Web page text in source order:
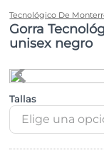
Tecnológico De
Gorra
unisex negro
Tallas
Elige una